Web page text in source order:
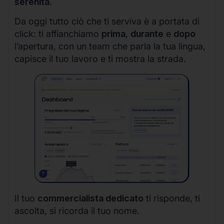
Da oggi tutto ciò che ti serviva è a portata di
click: ti affianchiamo prima, durante e dopo
l’apertura, con un team che parla la tua lingua,
capisce il tuo lavoro e ti mostra la strada.
Il tuo commercialista dedicato ti risponde, ti
ascolta, si ricorda il tuo nome.